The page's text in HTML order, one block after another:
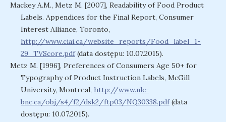
Mackey A.M., Metz M. [2007], Readability of Food Product
Labels. Appendices for the Final Report, Consumer
Interest Alliance, Toronto,
http://www.ciai.ca/website_reports/Food_label_1-
29_TVScore.pdf(data dostępu: 10.07.2015).
Metz M. [1996], Preferences of Consumers Age 50+ for
Typography of Product Instruction Labels, McGill
University, Montreal, http://www.nlc-
bnc.ca/obj/s4/f2/dsk2/ftp03/NQ30338.pdf(data
dostępu: 10.07.2015).